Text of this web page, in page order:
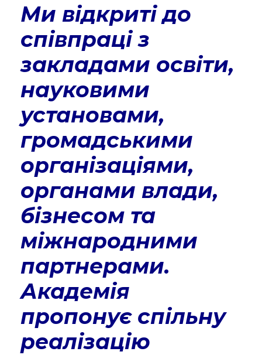
Ми відкриті до
співпраці з
закладами освіти,
науковими
установами,
громадськими
організаціями,
органами влади,
бізнесом та
міжнародними
партнерами.
Академія
пропонує спільну
реалізацію